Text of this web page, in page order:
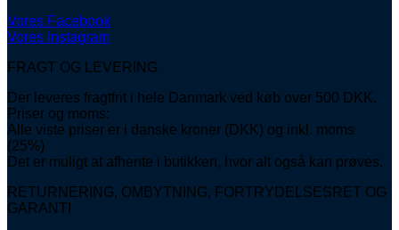
Vores Facebook
Vores Instagram
FRAGT OG LEVERING
Der leveres fragtfrit i hele Danmark ved køb over 500 DKK.
Priser og moms:
Alle viste priser er i danske kroner (DKK) og inkl. moms
(25%)
Det er muligt at afhente i butikken, hvor alt også kan prøves.
RETURNERING, OMBYTNING, FORTRYDELSESRET OG
GARANTI